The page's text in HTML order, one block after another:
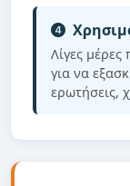
Λίγες μέρες
για να
ερωτήσεις,